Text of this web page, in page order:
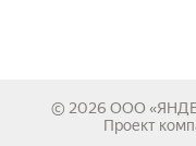
© 2026 ООО
Проект